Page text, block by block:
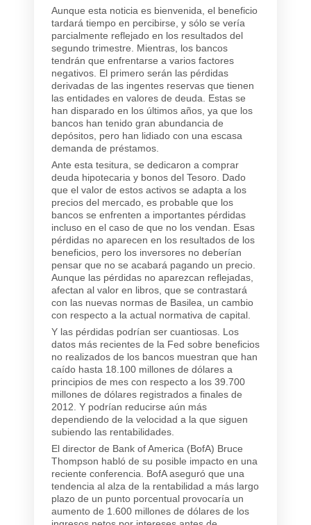
Aunque esta noticia es bienvenida, el beneficio
tardará tiempo en percibirse, y sólo se vería
parcialmente reflejado en los resultados del
segundo trimestre. Mientras, los bancos
tendrán que enfrentarse a varios factores
negativos. El primero serán las pérdidas
derivadas de las ingentes reservas que tienen
las entidades en valores de deuda. Estas se
han disparado en los últimos años, ya que los
bancos han tenido gran abundancia de
depósitos, pero han lidiado con una escasa
demanda de préstamos.
Ante esta tesitura, se dedicaron a comprar
deuda hipotecaria y bonos del Tesoro. Dado
que el valor de estos activos se adapta a los
precios del mercado, es probable que los
bancos se enfrenten a importantes pérdidas
incluso en el caso de que no los vendan. Esas
pérdidas no aparecen en los resultados de los
beneficios, pero los inversores no deberían
pensar que no se acabará pagando un precio.
Aunque las pérdidas no aparezcan reflejadas,
afectan al valor en libros, que se contrastará
con las nuevas normas de Basilea, un cambio
con respecto a la actual normativa de capital.
Y las pérdidas podrían ser cuantiosas. Los
datos más recientes de la Fed sobre beneficios
no realizados de los bancos muestran que han
caído hasta 18.100 millones de dólares a
principios de mes con respecto a los 39.700
millones de dólares registrados a finales de
2012. Y podrían reducirse aún más
dependiendo de la velocidad a la que siguen
subiendo las rentabilidades.
El director de Bank of America (BofA) Bruce
Thompson habló de su posible impacto en una
reciente conferencia. BofA aseguró que una
tendencia al alza de la rentabilidad a más largo
plazo de un punto porcentual provocaría un
aumento de 1.600 millones de dólares de los